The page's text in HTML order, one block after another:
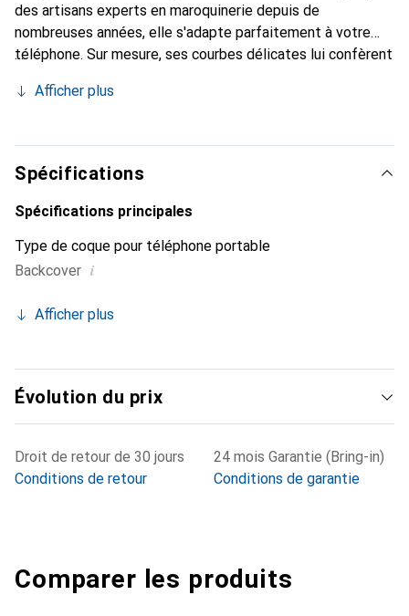
des artisans experts en maroquinerie depuis de
nombreuses années, elle s'adapte parfaitement à votre
téléphone. Sur mesure, ses courbes délicates lui confèrent
chic et indispensable pour votre smartphone. Reconnaître
marque Noreve est un choix sûr pour une clientèle
exigeante.
Afficher plus
Spécifications
Spécifications principales
Type de coque pour téléphone portable
Backcover i
Afficher plus
Évolution du prix
Droit de retour de 30 jours
Conditions de retour
24 mois Garantie (Bring-in)
Conditions de garantie
Comparer les produits